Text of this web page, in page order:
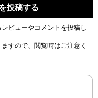
投稿する
ビューやコメントを投稿し
すので、閲覧時はご注意く